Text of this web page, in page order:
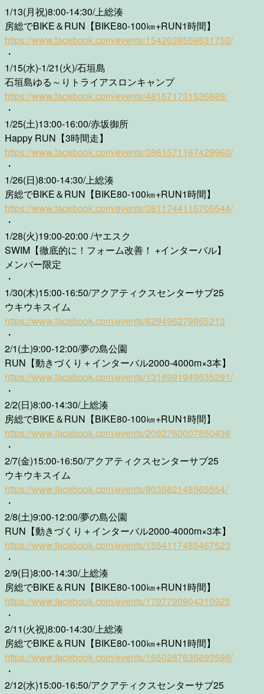
1/13(月祝)8:00-14:30/上総湊
房総でBIKE＆RUN【BIKE80-100㎞+RUN1時間】
https://www.facebook.com/events/1542038559831752/
・
1/15(水)-1/21(火)/石垣島
石垣島ゆる～りトライアスロンキャンプ
https://www.facebook.com/events/481571731536889/
・
1/25(土)13:00-16:00/赤坂御所
Happy RUN【3時間走】
https://www.facebook.com/events/3861571167429960/
・
1/26(日)8:00-14:30/上総湊
房総でBIKE＆RUN【BIKE80-100㎞+RUN1時間】
https://www.facebook.com/events/3811744115705544/
・
1/28(火)19:00-20:00 /ヤエスク
SWIM【徹底的に！フォーム改善！ +インターバル】
メンバー限定
・
1/30(木)15:00-16:50/アクアティクスセンターサブ25
ウキウキスイム
https://www.facebook.com/events/629496279865213
・
2/1(土)9:00-12:00/夢の島公園
RUN【動きづくり＋インターバル2000-4000m×3本】
https://www.facebook.com/events/1318991949535291/
・
2/2(日)8:00-14:30/上総湊
房総でBIKE＆RUN【BIKE80-100㎞+RUN1時間】
https://www.facebook.com/events/2092760007850436
・
2/7(金)15:00-16:50/アクアティクスセンターサブ25
ウキウキスイム
https://www.facebook.com/events/803582148565554/
・
2/8(土)9:00-12:00/夢の島公園
RUN【動きづくり＋インターバル2000-4000m×3本】
https://www.facebook.com/events/1554117485467523
・
2/9(日)8:00-14:30/上総湊
房総でBIKE＆RUN【BIKE80-100㎞+RUN1時間】
https://www.facebook.com/events/1797790904310925
・
2/11(火祝)8:00-14:30/上総湊
房総でBIKE＆RUN【BIKE80-100㎞+RUN1時間】
https://www.facebook.com/events/1650287635893598/
・
2/12(水)15:00-16:50/アクアティクスセンターサブ25